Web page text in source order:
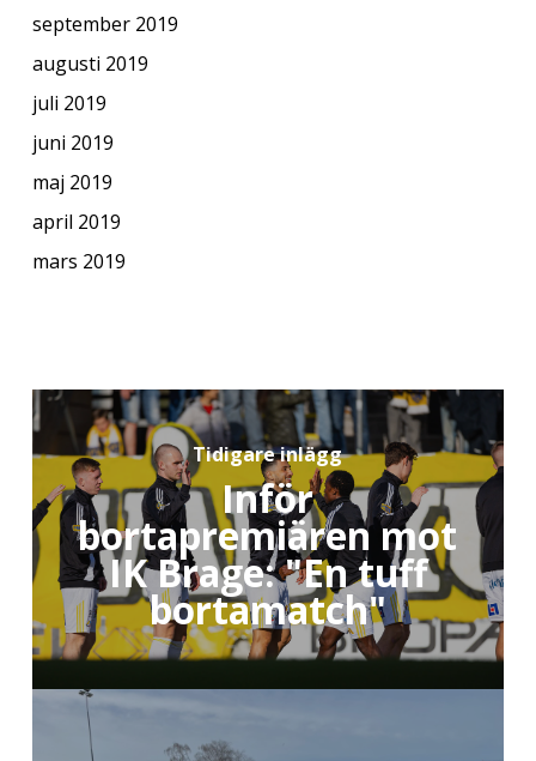
september 2019
augusti 2019
juli 2019
juni 2019
maj 2019
april 2019
mars 2019
Tidigare inlägg
Inför
bortapremiären mot
IK Brage: "En tuff
bortamatch"